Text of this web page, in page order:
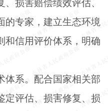
损害赔偿绩效评估、
的专家，建立生态环境
和信用评价体系，明确
体系。配合国家相关部
定评估、损害修复、损